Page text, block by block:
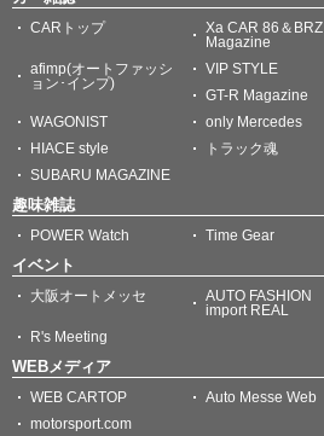
CARトップ
Xa CAR 86＆BRZ
Magazine
afimp(オートファッシ
ョン･インプ)
VIP STYLE
GT-R Magazine
WAGONIST
only Mercedes
HIACE style
トラック魂
SUBARU MAGAZINE
趣味雑誌
POWER Watch Time Gear
イベント
大阪オートメッセ
AUTO FASHION
import REAL
R's Meeting
WEBメディア
WEB CARTOP
Auto Messe Web
motorsport.com